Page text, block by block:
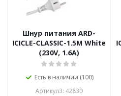
Шнур питания ARD-
ICICLE-CLASSIC-1.5M White
(230V, 1.6A)
Есть в наличии (100)
Артикул3: 42830